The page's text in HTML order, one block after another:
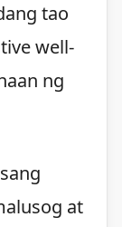
tao
well-
ng
at